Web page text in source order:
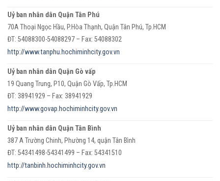
Uỷ ban nhân dân Quận Tân Phú
70A Thoại Ngọc Hầu, P.Hòa Thạnh, Quận Tân Phú, Tp.HCM
ĐT: 54088300-54088297 – Fax: 54088302
http://www.tanphu.hochiminhcity.gov.vn
Uỷ ban nhân dân Quận Gò vấp
19 Quang Trung, P10, Quận Gò Vấp, Tp.HCM
ĐT: 38941929 – Fax: 38941929
http://www.govap.hochiminhcity.gov.vn
Uỷ ban nhân dân Quận Tân Bình
387 A Trường Chinh, Phường 14, quận Tân Bình
ĐT: 54341498-54341499 – Fax: 54341510
http://tanbinh.hochiminhcity.gov.vn